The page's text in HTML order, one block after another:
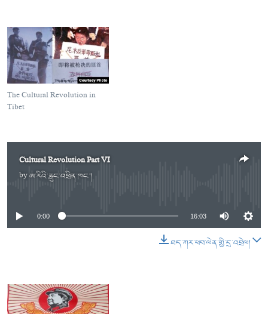
The Cultural Revolution in
Tibet
Cultural Revolution Part VI
byཨ་རིའི་རླུང་འཕྲིན་ཁང་།No media source currently available
0:00 16:03
ཐད་ཀར་ཕབ་ལེན་གྱི་དྲ་འབྲེལ།